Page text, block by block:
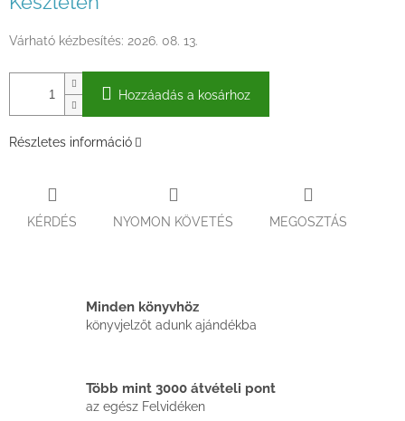
Várható kézbesítés: 2026. 08. 13.
Hozzáadás a kosárhoz
Részletes információ
KÉRDÉS NYOMON KÖVETÉS MEGOSZTÁS
Minden könyvhöz
könyvjelzőt adunk ajándékba
Több mint 3000 átvételi pont
az egész Felvidéken